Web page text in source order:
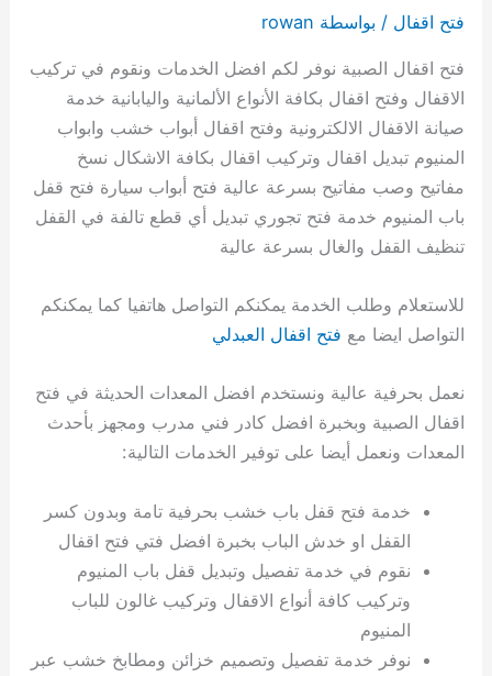
فتح اقفال / بواسطة rowan
فتح اقفال الصبية نوفر لكم افضل الخدمات ونقوم في تركيب
الاقفال وفتح اقفال بكافة الأنواع الألمانية واليابانية خدمة
صيانة الاقفال الالكترونية وفتح اقفال أبواب خشب وابواب
المنيوم تبديل اقفال وتركيب اقفال بكافة الاشكال نسخ
مفاتيح وصب مفاتيح بسرعة عالية فتح أبواب سيارة فتح قفل
باب المنيوم خدمة فتح تجوري تبديل أي قطع تالفة في القفل
تنظيف القفل والغال بسرعة عالية
للاستعلام وطلب الخدمة يمكنكم التواصل هاتفيا كما يمكنكم
التواصل ايضا مع فتح اقفال العبدلي
نعمل بحرفية عالية ونستخدم افضل المعدات الحديثة في فتح
اقفال الصبية وبخبرة افضل كادر فني مدرب ومجهز بأحدث
المعدات ونعمل أيضا على توفير الخدمات التالية:
خدمة فتح قفل باب خشب بحرفية تامة وبدون كسر
القفل او خدش الباب بخبرة افضل فتي فتح اقفال
نقوم في خدمة تفصيل وتبديل قفل باب المنيوم
وتركيب كافة أنواع الاقفال وتركيب غالون للباب
المنيوم
نوفر خدمة تفصيل وتصميم خزائن ومطابخ خشب عبر